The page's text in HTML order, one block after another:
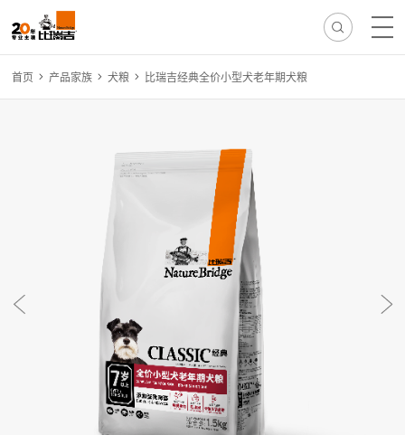
热门搜索: 无谷 冻干 离乳 免疫 减肥 毛球 骨骼
首页 产品家族 犬粮 比瑞吉经典全价小型犬老年期犬粮